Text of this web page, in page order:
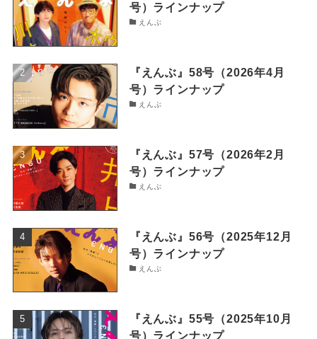
号）ラインナップ
えんぶ
『えんぶ』58号（2026年4月
号）ラインナップ
えんぶ
『えんぶ』57号（2026年2月
号）ラインナップ
えんぶ
『えんぶ』56号（2025年12月
号）ラインナップ
えんぶ
『えんぶ』55号（2025年10月
号）ラインナップ